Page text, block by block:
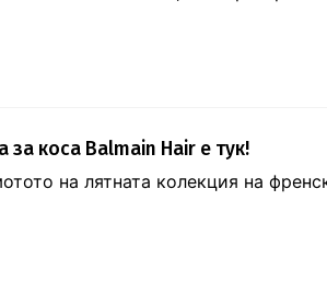
коса Balmain Hair е тук!
на лятната колекция на